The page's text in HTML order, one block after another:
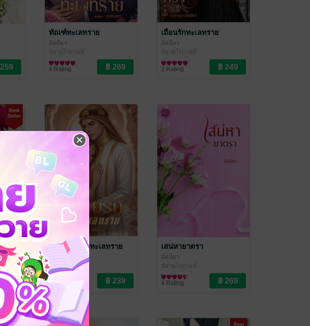
ทัณฑ์ทะเลทราย
อัคนียา
นิยายโรมานซ์
4 Rating
เถื่อนรักทะเลทราย
อัคนียา
นิยายโรมานซ์
2 Rating
จำเลยรักอสูรทะเลทราย
นิยายโรมานซ์
5 Rating
เสน่หายาตรา
อัคนียา
นิยายโรมานซ์
4 Rating